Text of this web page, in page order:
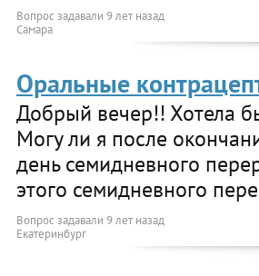
Вопрос задавали 9 лет назад
Самара
Оральные
Добрый вечер!! Хотела
Могу ли я после
день семидневного
этого семидневного
Вопрос задавали 9 лет назад
Екатеринбург